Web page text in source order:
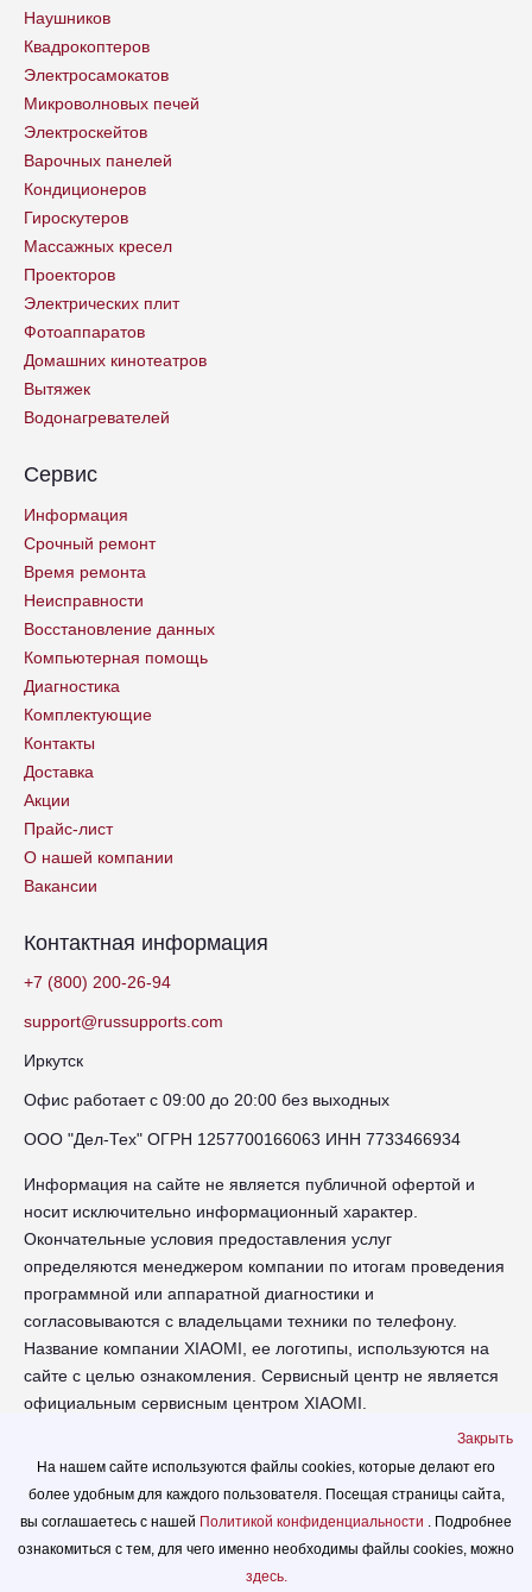
Наушников
Квадрокоптеров
Электросамокатов
Микроволновых печей
Электроскейтов
Варочных панелей
Кондиционеров
Гироскутеров
Массажных кресел
Проекторов
Электрических плит
Фотоаппаратов
Домашних кинотеатров
Вытяжек
Водонагревателей
Сервис
Информация
Срочный ремонт
Время ремонта
Неисправности
Восстановление данных
Компьютерная помощь
Диагностика
Комплектующие
Контакты
Доставка
Акции
Прайс-лист
О нашей компании
Вакансии
Контактная информация
+7 (800) 200-26-94
support@russupports.com
Иркутск
Офис работает с 09:00 до 20:00 без выходных
ООО "Дел-Тех" ОГРН 1257700166063 ИНН 7733466934
Информация на сайте не является публичной офертой и
носит исключительно информационный характер.
Окончательные условия предоставления услуг
определяются менеджером компании по итогам проведения
программной или аппаратной диагностики и
согласовываются с владельцами техники по телефону.
Название компании XIAOMI, ее логотипы, используются на
сайте с целью ознакомления. Сервисный центр не является
официальным сервисным центром XIAOMI.
irk-xiaomi.russupports.com - Сервисный центр XIAOMI в
Иркутске - сайт сервисного центра RUSSUPPORT по ремонту
© 2026.
Политика конфиденциальности
На нашем сайте используются файлы cookies, которые делают его
более удобным для каждого пользователя. Посещая страницы сайта,
вы соглашаетесь с нашей Политикой конфиденциальности . Подробнее
ознакомиться с тем, для чего именно необходимы файлы сookies, можно
здесь.
Закрыть